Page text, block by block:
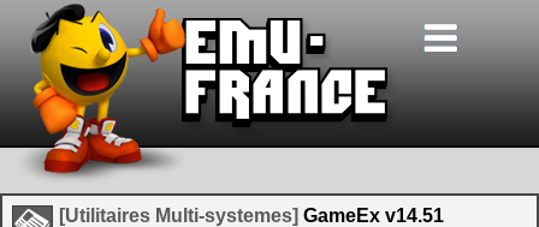
[Utilitaires Multi-systemes] GameEx v14.51